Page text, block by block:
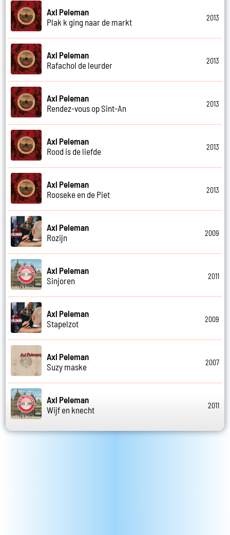
Axl Peleman
Plak k ging naar de markt
2013
Axl Peleman
Rafachol de leurder
2013
Axl Peleman
Rendez-vous op Sint-An
2013
Axl Peleman
Rood is de liefde
2013
Axl Peleman
Rooseke en de Piet
2013
Axl Peleman
Rozijn
2009
Axl Peleman
Sinjoren
2011
Axl Peleman
Stapelzot
2009
Axl Peleman
Suzy maske
2007
Axl Peleman
Wijf en knecht
2011